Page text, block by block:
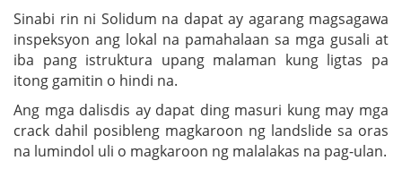
Sinabi rin ni Solidum na dapat ay agarang magsagawa
inspeksyon ang lokal na pamahalaan sa mga gusali at
iba pang istruktura upang malaman kung ligtas pa
itong gamitin o hindi na.
Ang mga dalisdis ay dapat ding masuri kung may mga
crack dahil posibleng magkaroon ng landslide sa oras
na lumindol uli o magkaroon ng malalakas na pag-ulan.